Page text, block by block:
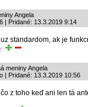
Angela
| Pridané: 13.3.2019 9:14
standardom, ak je
meniny Angela
| Pridané: 13.3.2019 10:56
z toho keď ani len tá